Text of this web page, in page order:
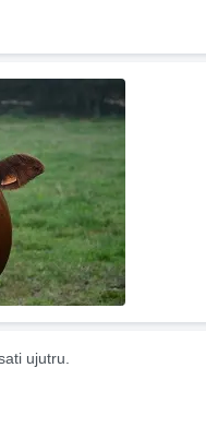
ujutru.